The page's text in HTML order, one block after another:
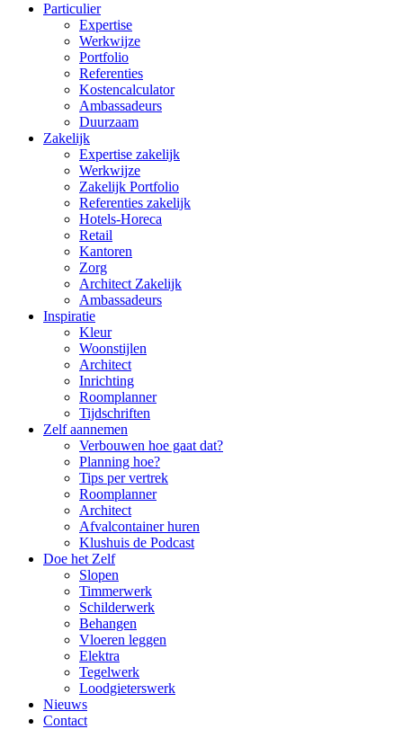
Particulier
Expertise
Werkwijze
Portfolio
Referenties
Kostencalculator
Ambassadeurs
Duurzaam
Zakelijk
Expertise zakelijk
Werkwijze
Zakelijk Portfolio
Referenties zakelijk
Hotels-Horeca
Retail
Kantoren
Zorg
Architect Zakelijk
Ambassadeurs
Inspiratie
Kleur
Woonstijlen
Architect
Inrichting
Roomplanner
Tijdschriften
Zelf aannemen
Verbouwen hoe gaat dat?
Planning hoe?
Tips per vertrek
Roomplanner
Architect
Afvalcontainer huren
Klushuis de Podcast
Doe het Zelf
Slopen
Timmerwerk
Schilderwerk
Behangen
Vloeren leggen
Elektra
Tegelwerk
Loodgieterswerk
Nieuws
Contact